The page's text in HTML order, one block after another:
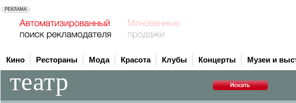
Кино Рестораны Мода Красота Клубы Концерты Музеи и
театр